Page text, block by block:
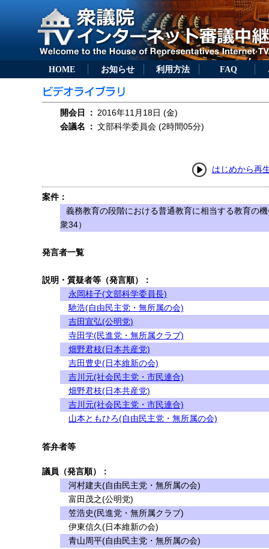
HOME お知らせ 利用方法 FAQ
開会日 ： 2016年11月18日 (金)
会議名
： 文部科学委員会 (2時間05分)
はじめから再
案件：
義務教育の段階における普通教育に相当する教育の
衆34）
発言者一覧
説明・質疑者等（発言順）：
永岡桂子(文部科学委員長)
馳浩(自由民主党・無所属の会)
吉田宣弘(公明党)
寺田学(民進党・無所属クラブ)
畑野君枝(日本共産党)
吉田豊史(日本維新の会)
吉川元(社会民主党・市民連合)
畑野君枝(日本共産党)
吉川元(社会民主党・市民連合)
山本ともひろ(自由民主党・無所属の会)
答弁者等
議員（発言順）：
河村建夫(自由民主党・無所属の会)
富田茂之(公明党)
笠浩史(民進党・無所属クラブ)
伊東信久(日本維新の会)
青山周平(自由民主党・無所属の会)